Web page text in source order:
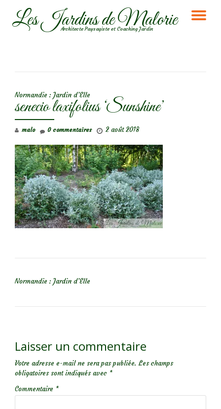
AllerLes Jardins de Malorie
Architecte Paysagiste et Coaching Jardin
Normandie : Jardin d’Elle
senecio laxifolius ‘Sunshine’
malo 2 août 2018
0 commentaires
Normandie : Jardin d’Elle
Laisser un commentaire
Votre adresse e-mail ne sera pas publiée. Les champs
obligatoires sont indiqués avec *
Commentaire *